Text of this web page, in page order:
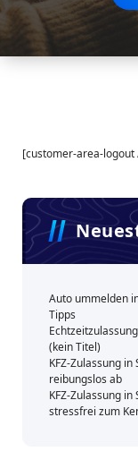
[customer-area-logout
Auto ummelden
Tipps
(kein Titel)
KFZ-Zulassung
reibungslos ab
KFZ-Zulassung
stressfrei zum